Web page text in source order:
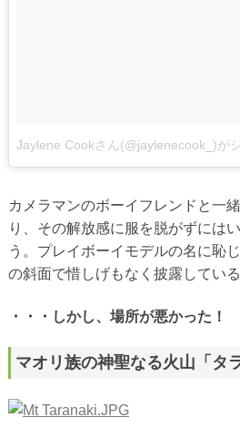
Jaylene Cookさん(@jaylenecook_)が
カメラマンのボーイフレンドと一
り、その解放感に服を脱がずには
う。プレイボーイモデルの名に恥
の斜面で惜しげもなく披露している
・・・しかし、場所が悪かった！
マオリ族の神聖なる火山「タ